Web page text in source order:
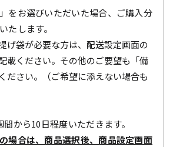
をお選びいただいた場合、ご購入分
たします。
げ袋が必要な方は、配送設定画面の
載ください。その他のご要望も「備
ださい。（ご希望に添えない場合も
から10日程度いただきます。
場合は、商品選択後、商品設定画面